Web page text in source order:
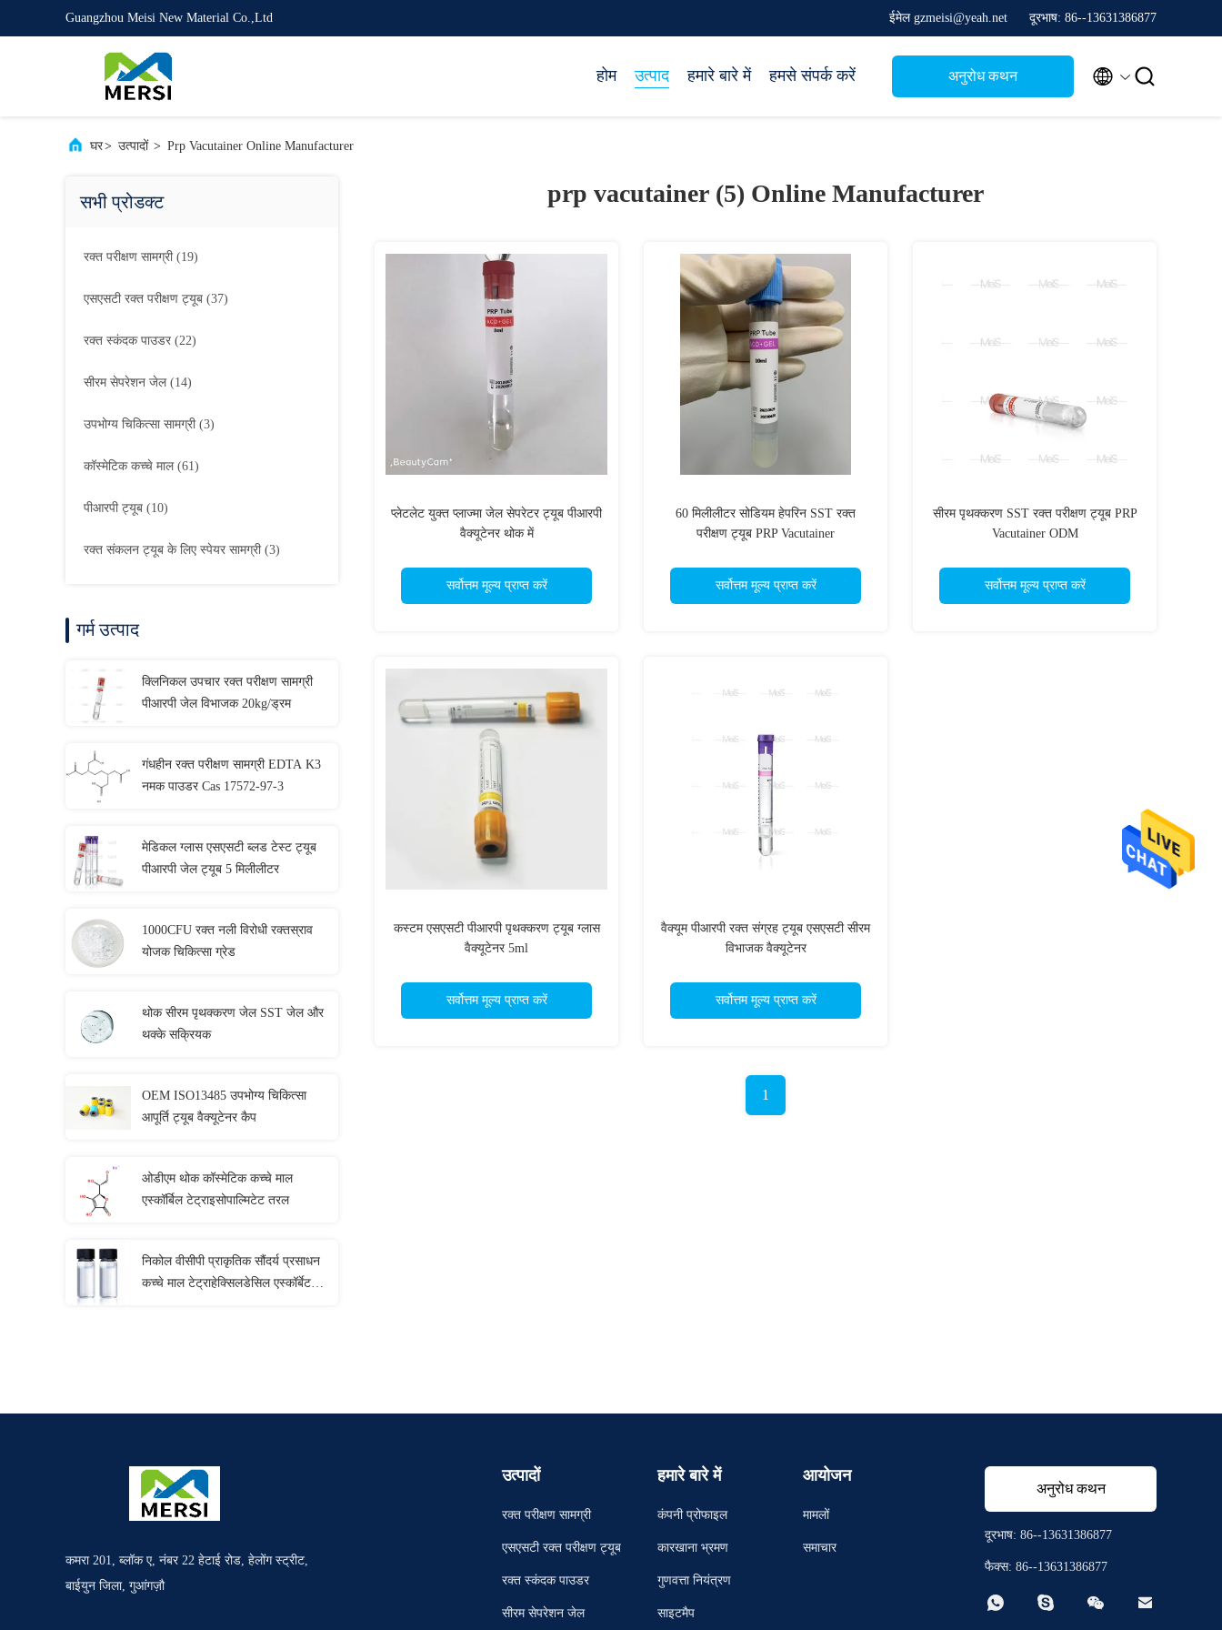
Guangzhou Meisi New Material Co.,Ltd ईमेल gzmeisi@yeah.net दूरभाष: 86--13631386877
होम उत्पाद हमारे बारे में हमसे संपर्क करें अनुरोध कथन  
घर> उत्पादों > Prp Vacutainer Online Manufacturer
सभी प्रोडक्ट
रक्त परीक्षण सामग्री(19)
एसएसटी रक्त परीक्षण ट्यूब (37)
रक्त स्कंदक पाउडर(22)
सीरम सेपरेशन जेल(14)
उपभोग्य चिकित्सा सामग्री(3)
कॉस्मेटिक कच्चे माल(61)
पीआरपी ट्यूब (10)
रक्त संकलन ट्यूब के लिए स्पेयर सामग्री(3)
गर्म उत्पाद
क्लिनिकल उपचार रक्त परीक्षण सामग्री
पीआरपी जेल विभाजक 20kg/ड्रम
गंधहीन रक्त परीक्षण सामग्री EDTA K3
नमक पाउडर Cas 17572-97-3
मेडिकल ग्लास एसएसटी ब्लड टेस्ट ट्यूब
पीआरपी जेल ट्यूब 5 मिलीलीटर
1000CFU रक्त नली विरोधी रक्तस्राव
योजक चिकित्सा ग्रेड
थोक सीरम पृथक्करण जेल SST जेल और
थक्के सक्रियक
OEM ISO13485 उपभोग्य चिकित्सा
आपूर्ति ट्यूब वैक्यूटेनर कैप
ओडीएम थोक कॉस्मेटिक कच्चे माल
एस्कॉर्बिल टेट्राइसोपाल्मिटेट तरल
निकोल वीसीपी प्राकृतिक सौंदर्य प्रसाधन
कच्चे माल टेट्राहेक्सिलडेसिल एस्कॉर्बेट
prp vacutainer (5) Online Manufacturer
प्लेटलेट युक्त प्लाज्मा जेल सेपरेटर ट्यूब पीआरपी
वैक्यूटेनर थोक में
सर्वोत्तम मूल्य प्राप्त करें
60 मिलीलीटर सोडियम हेपरिन SST रक्त
परीक्षण ट्यूब PRP Vacutainer
सर्वोत्तम मूल्य प्राप्त करें
सीरम पृथक्करण SST रक्त परीक्षण ट्यूब PRP
Vacutainer ODM
सर्वोत्तम मूल्य प्राप्त करें
कस्टम एसएसटी पीआरपी पृथक्करण ट्यूब ग्लास
वैक्यूटेनर 5ml
सर्वोत्तम मूल्य प्राप्त करें
वैक्यूम पीआरपी रक्त संग्रह ट्यूब एसएसटी सीरम
विभाजक वैक्यूटेनर
सर्वोत्तम मूल्य प्राप्त करें
1
कमरा 201, ब्लॉक ए, नंबर 22 हेटाई रोड, हेलोंग स्ट्रीट,
बाईयुन जिला, गुआंगज़ौ
उत्पादों
रक्त परीक्षण सामग्री
एसएसटी रक्त परीक्षण ट्यूब
रक्त स्कंदक पाउडर
सीरम सेपरेशन जेल
हमारे बारे में
कंपनी प्रोफाइल
कारखाना भ्रमण
गुणवत्ता नियंत्रण
साइटमैप
आयोजन
मामलों
समाचार
अनुरोध कथन
दूरभाष: 86--13631386877
फैक्स: 86--13631386877
   